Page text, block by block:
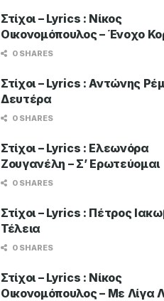
Στίχοι – Lyrics : Νίκος
Οικονομόπουλος – Ένοχο
0 SHARES
Στίχοι – Lyrics : Αντώνης
Δευτέρα
0 SHARES
Στίχοι – Lyrics : Ελεωνόρα
Ζουγανέλη – Σ’ Ερωτεύομαι
0 SHARES
Στίχοι – Lyrics : Πέτρος
Τέλεια
0 SHARES
Στίχοι – Lyrics : Νίκος
Οικονομόπουλος – Με Λίγα